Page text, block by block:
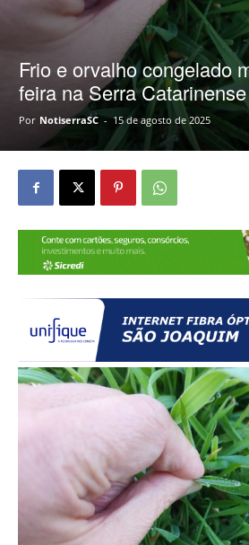
Frio e orvalho congelado
feira na Serra Catarinense
Por NotiserraSC - 15 de agosto de 2025